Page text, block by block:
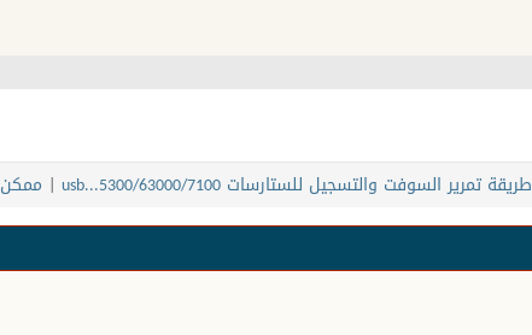
طريقة تمرير السوفت والتسجيل للستارسات 5300/63000/7100...usb |